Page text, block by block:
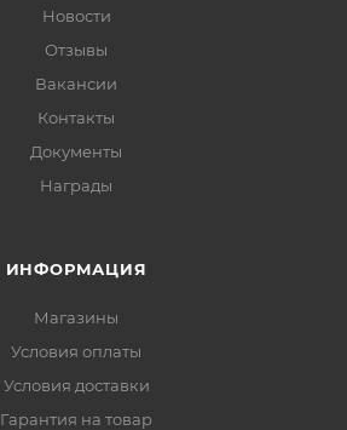
Новости
Отзывы
Вакансии
Контакты
Документы
Награды
ИНФОРМАЦИЯ
Магазины
Условия оплаты
Условия доставки
Гарантия на товар